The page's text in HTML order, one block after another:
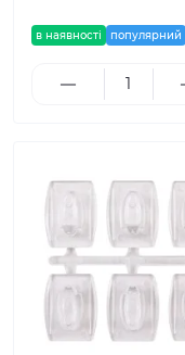
в наявності популярний